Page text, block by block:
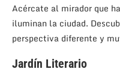
Acércate al mirador que
iluminan la ciudad.
perspectiva diferente y
Jardín Literario